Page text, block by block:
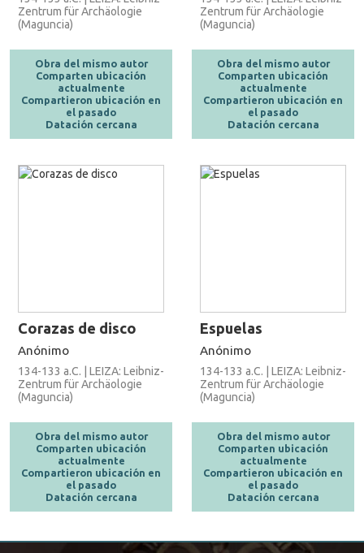
Zentrum für Archäologie
(Maguncia)
Obra del mismo autor
Comparten ubicación
actualmente
Compartieron ubicación en
el pasado
Datación cercana
Zentrum für Archäologie
(Maguncia)
Obra del mismo autor
Comparten ubicación
actualmente
Compartieron ubicación en
el pasado
Datación cercana
Corazas de disco
Anónimo
134-133 a.C. | LEIZA: Leibniz-
Zentrum für Archäologie
(Maguncia)
Obra del mismo autor
Comparten ubicación
actualmente
Compartieron ubicación en
el pasado
Datación cercana
Espuelas
Anónimo
134-133 a.C. | LEIZA: Leibniz-
Zentrum für Archäologie
(Maguncia)
Obra del mismo autor
Comparten ubicación
actualmente
Compartieron ubicación en
el pasado
Datación cercana